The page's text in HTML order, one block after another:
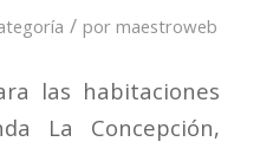
/ por maestroweb
las habitaciones
La Concepción,